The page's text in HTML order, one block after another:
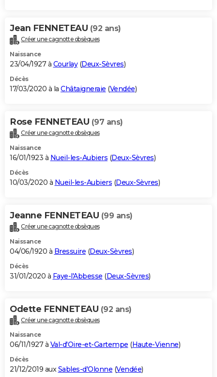
Jean FENNETEAU (92 ans)
Créer une cagnotte obsèques
Naissance
23/04/1927 à Courlay(Deux-Sèvres)
Décès
17/03/2020 à la Châtaigneraie (Vendée)
Rose FENNETEAU (97 ans)
Créer une cagnotte obsèques
Naissance
16/01/1923 à Nueil-les-Aubiers (Deux-Sèvres)
Décès
10/03/2020 à Nueil-les-Aubiers (Deux-Sèvres)
Jeanne FENNETEAU (99 ans)
Créer une cagnotte obsèques
Naissance
04/06/1920 à Bressuire (Deux-Sèvres)
Décès
31/01/2020 à Faye-l'Abbesse (Deux-Sèvres)
Odette FENNETEAU (92 ans)
Créer une cagnotte obsèques
Naissance
06/11/1927 à Val-d'Oire-et-Gartempe (Haute-Vienne)
Décès
21/12/2019 auxSables-d'Olonne (Vendée)